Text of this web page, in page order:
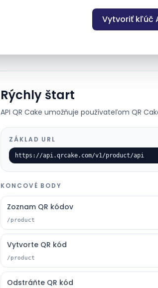
Vytvoriť kľúč
Rýchly štart
API QR Cake umožňuje používateľom QR
ZÁKLAD URL
https://api.qrcake.com/v1/product/api
KONCOVÉ BODY
Zoznam QR kódov
/product
Vytvorte QR kód
/product
Odstráňte QR kód